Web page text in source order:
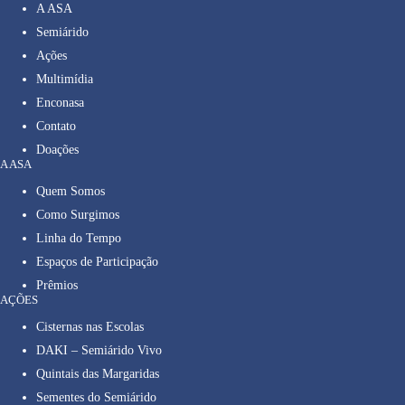
A ASA
Semiárido
Ações
Multimídia
Enconasa
Contato
Doações
A ASA
Quem Somos
Como Surgimos
Linha do Tempo
Espaços de Participação
Prêmios
AÇÕES
Cisternas nas Escolas
DAKI – Semiárido Vivo
Quintais das Margaridas
Sementes do Semiárido